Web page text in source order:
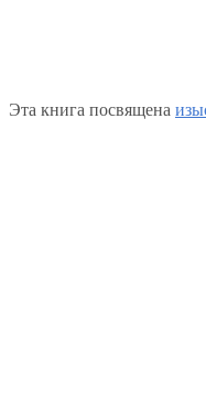
Эта книга посвящена